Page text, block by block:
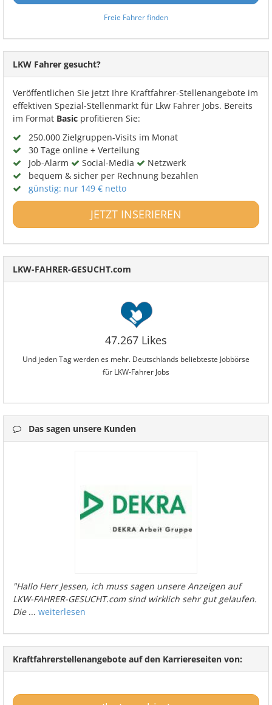
Freie Fahrer finden
LKW Fahrer gesucht?
Veröffentlichen Sie jetzt Ihre Kraftfahrer-Stellenangebote im
effektiven Spezial-Stellenmarkt für Lkw Fahrer Jobs. Bereits
im Format Basic profitieren Sie:
250.000 Zielgruppen-Visits im Monat
30 Tage online + Verteilung
Job-Alarm
Social-Media
Netzwerk
bequem & sicher per Rechnung bezahlen
günstig: nur 149 € netto
JETZT INSERIEREN
LKW-FAHRER-GESUCHT.com
47.267 Likes
Und jeden Tag werden es mehr. Deutschlands beliebteste Jobbörse
für LKW-Fahrer Jobs
Das sagen unsere Kunden
"Hallo Herr Jessen, ich muss sagen unsere Anzeigen auf
LKW-FAHRER-GESUCHT.com sind wirklich sehr gut gelaufen.
Die... weiterlesen
Kraftfahrerstellenangebote auf den Karriereseiten von: